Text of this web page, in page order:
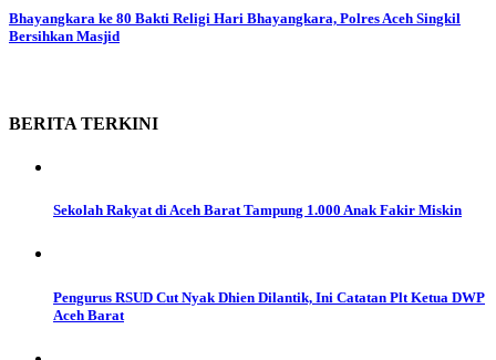
Bhayangkara ke 80 Bakti Religi Hari Bhayangkara, Polres Aceh Singkil
Bersihkan Masjid
BERITA TERKINI
Sekolah Rakyat di Aceh Barat Tampung 1.000 Anak Fakir Miskin
Pengurus RSUD Cut Nyak Dhien Dilantik, Ini Catatan Plt Ketua DWP
Aceh Barat